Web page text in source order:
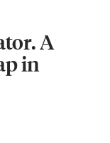
A
in